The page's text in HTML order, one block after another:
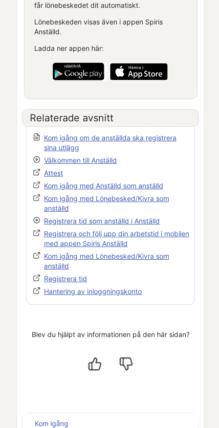
får lönebeskedet dit automatiskt.
Lönebeskeden visas även i appen Spiris
Anställd.
Ladda ner appen här:
Relaterade avsnitt
Kom igång om de anställda ska registrera
sina utlägg
Välkommen till Anställd
Attest
Kom igång med Anställd som anställd
Kom igång med Lönebesked/Kivra som
anställd
Registrera tid som anställd i Anställd
Registrera och följ upp din arbetstid i mobilen
med appen Spiris Anställd
Kom igång med Lönebesked/Kivra som
anställd
Registrera tid
Hantering av inloggningskonto
Blev du hjälpt av informationen på den här sidan?
Kom igång